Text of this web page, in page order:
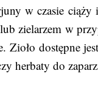
w czasie
zielarzem w
dostępne
herbaty do